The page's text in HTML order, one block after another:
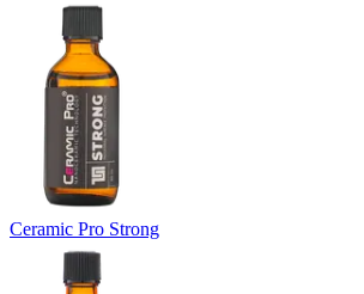
Ceramic Pro Strong